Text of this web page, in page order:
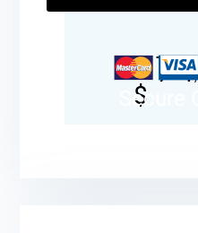
$
74
Secure